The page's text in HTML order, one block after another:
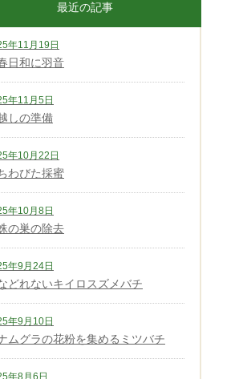
最近の記事
年11月19日
日和に羽音
年11月5日
しの準備
年10月22日
わびた採蜜
年10月8日
の巣の除去
年9月24日
どれないキイロスズメバチ
年9月10日
ムグラの花粉を集めるミツバチ
年8月6日